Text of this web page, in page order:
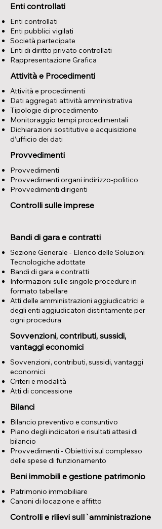
Enti controllati
Enti controllati
Enti pubblici vigilati
Società partecipate
Enti di diritto privato controllati
Rappresentazione Grafica
Attività e Procedimenti
Attività e procedimenti
Dati aggregati attività amministrativa
Tipologie di procedimento
Monitoraggio tempi procedimentali
Dichiarazioni sostitutive e acquisizione
d’ufficio dei dati
Provvedimenti
Provvedimenti
Provvedimenti organi indirizzo-politico
Provvedimenti dirigenti
Controlli sulle imprese
Bandi di gara e contratti
Sezione Generale - Elenco delle Soluzioni
Tecnologiche adottate
Bandi di gara e contratti
Informazioni sulle singole procedure in
formato tabellare
Atti delle amministrazioni aggiudicatrici e
degli enti aggiudicatori distintamente per
ogni procedura
Sovvenzioni, contributi, sussidi,
vantaggi economici
​Sovvenzioni, contributi, sussidi, vantaggi
economici
Criteri e modalità
Atti di concessione
Bilanci
Bilancio preventivo e consuntivo
Piano degli indicatori e risultati attesi di
bilancio
Provvedimenti - Obiettivi sul complesso
delle spese di funzionamento
Beni immobili e gestione patrimonio
Patrimonio immobiliare
Canoni di locazione e affitto
Controlli e rilievi sull`amministrazione